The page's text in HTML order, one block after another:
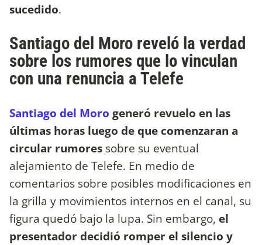
sucedido.
Santiago del Moro reveló la verdad
sobre los rumores que lo vinculan
con una renuncia a Telefe
Santiago del Moro generó revuelo en las
últimas horas luego de que comenzaran a
circular rumores sobre su eventual
alejamiento de Telefe. En medio de
comentarios sobre posibles modificaciones en
la grilla y movimientos internos en el canal, su
figura quedó bajo la lupa. Sin embargo, el
presentador decidió romper el silencio y